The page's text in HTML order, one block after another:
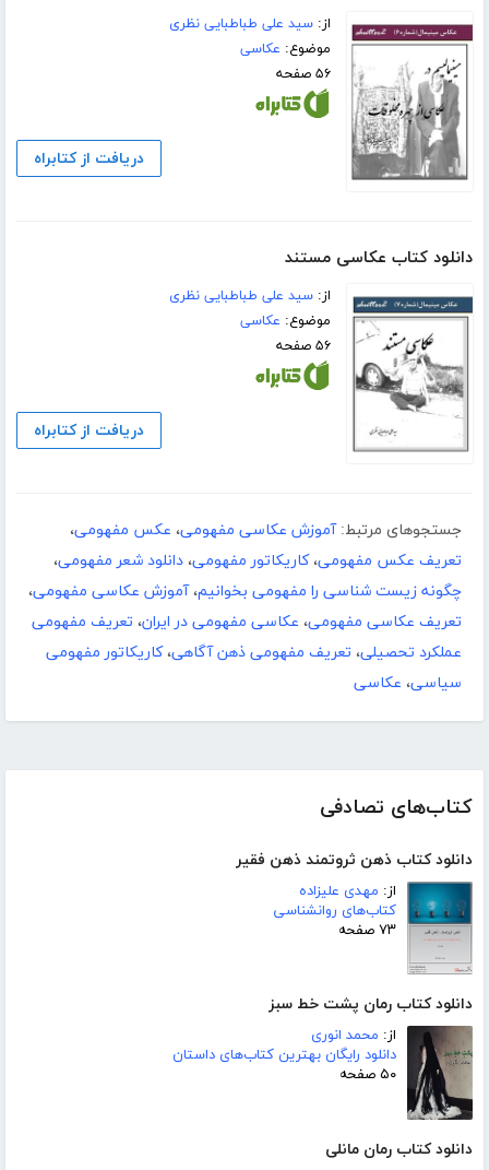
کتاب‌های تصادفی
دانلود کتاب ذهن ثروتمند ذهن فقیر
از: مهدی علیزاده
کتاب‌های روانشناسی
۷۳ صفحه
دانلود کتاب رمان پشت خط سبز
از: محمد انوری
دانلود رایگان بهترین کتاب‌های داستان
۵۰ صفحه
دانلود کتاب رمان مانلی
از:سید علی طباطبایی نظری
موضوع: عکاسی
۵۶ صفحه
دریافت از کتابراه
دانلود کتاب عکاسی مستند
از:سید علی طباطبایی نظری
موضوع: عکاسی
۵۶ صفحه
دریافت از کتابراه
جستجوهای مرتبط: آموزش عکاسی مفهومی، عکس مفهومی،
تعریف عکس مفهومی،کاریکاتور مفهومی، دانلود شعر مفهومی،
چگونه زیست شناسی را مفهومی بخوانیم،آموزش عکاسی مفهومی،
تعریف عکاسی مفهومی، عکاسی مفهومی در ایران، تعریف مفهومی
عملکرد تحصیلی، تعریف مفهومی ذهن آگاهی،کاریکاتور مفهومی
سیاسی، عکاسی